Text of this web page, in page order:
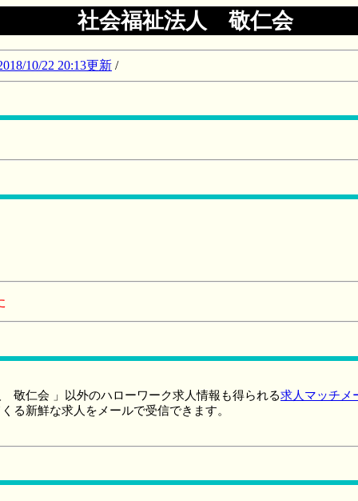
社会福祉法人 敬仁会
10/22 20:13更新 /
敬仁会 」以外のハローワーク求人情報も得られる求人マッチメ
る新鮮な求人をメールで受信できます。